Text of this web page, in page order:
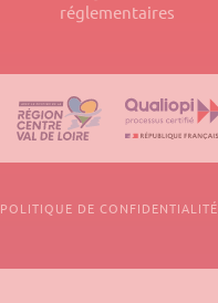
réglementaires
POLITIQUE DE CONFIDENTIALITÉ